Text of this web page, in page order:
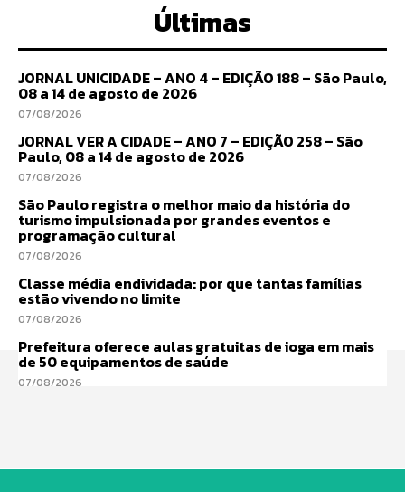
Últimas
JORNAL UNICIDADE – ANO 4 – EDIÇÃO 188 – São Paulo,
08 a 14 de agosto de 2026
07/08/2026
JORNAL VER A CIDADE – ANO 7 – EDIÇÃO 258 – São
Paulo, 08 a 14 de agosto de 2026
07/08/2026
São Paulo registra o melhor maio da história do
turismo impulsionada por grandes eventos e
programação cultural
07/08/2026
Classe média endividada: por que tantas famílias
estão vivendo no limite
07/08/2026
Prefeitura oferece aulas gratuitas de ioga em mais
de 50 equipamentos de saúde
07/08/2026